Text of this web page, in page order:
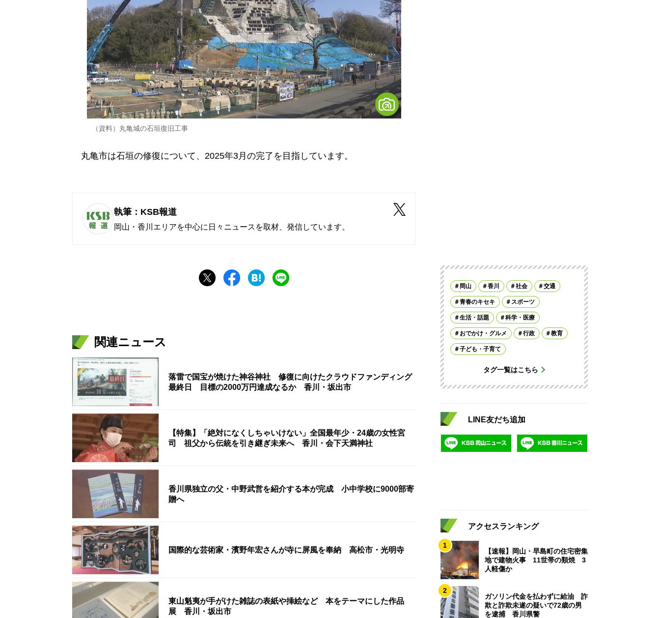
（資料）丸亀城の石垣復旧工事
丸亀市は石垣の修復について、2025年3月の完了を目指しています。
執筆：KSB報道
岡山・香川エリアを中心に日々ニュースを取材、発信しています。
関連ニュース
落雷で国宝が焼けた神谷神社 修復に向けたクラウドファンディング
最終日 目標の2000万円達成なるか 香川・坂出市
【特集】「絶対になくしちゃいけない」全国最年少・24歳の女性宮
司 祖父から伝統を引き継ぎ未来へ 香川・会下天満神社
香川県独立の父・中野武営を紹介する本が完成 小中学校に9000部寄
贈へ
国際的な芸術家・濱野年宏さんが寺に屏風を奉納 高松市・光明寺
東山魁夷が手がけた雑誌の表紙や挿絵など 本をテーマにした作品
展 香川・坂出市
岡山 香川 社会 交通
青春のキセキ スポーツ
生活・話題 科学・医療
おでかけ・グルメ 行政 教育
子ども・子育て
タグ一覧はこちら
LINE友だち追加
アクセスランキング
1
【速報】岡山・早島町の住宅密集
地で建物火事 11世帯の類焼 3
人軽傷か
2
ガソリン代金を払わずに給油 詐
欺と詐欺未遂の疑いで72歳の男
を逮捕 香川県警